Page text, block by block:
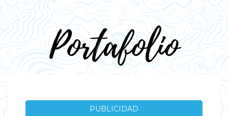
Portafolio
PUBLICIDAD